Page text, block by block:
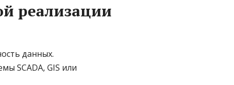
реализации
данных.
SCADA, GIS или